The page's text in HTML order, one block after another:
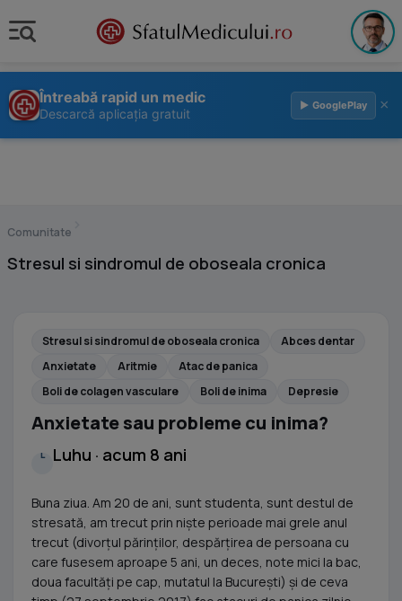
Întreabă rapid un medic
Descarcă aplicația gratuit
▶ GooglePlay ×
Comunitate
Stresul si sindromul de oboseala cronica
Stresul si sindromul de oboseala cronica
Abces dentar
Anxietate
Aritmie
Atac de panica
Boli de colagen vasculare
Boli de inima Depresie
Anxietate sau probleme cu inima?
L Luhu · acum 8 ani
Buna ziua. Am 20 de ani, sunt studenta, sunt destul de
stresată, am trecut prin niște perioade mai grele anul
trecut (divorțul părinților, despărțirea de persoana cu
care fusesem aproape 5 ani, un deces, note mici la bac,
doua facultăți pe cap, mutatul la București) și de ceva